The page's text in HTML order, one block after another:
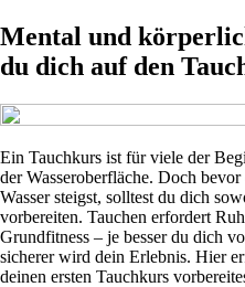
Mental und
du dich auf den
Ein Tauchkurs ist für viele der
der Wasseroberfläche. Doch
Wasser steigst, solltest du dich
vorbereiten. Tauchen erfordert
Grundfitness – je besser du dich
sicherer wird dein Erlebnis. Hier
deinen ersten Tauchkurs